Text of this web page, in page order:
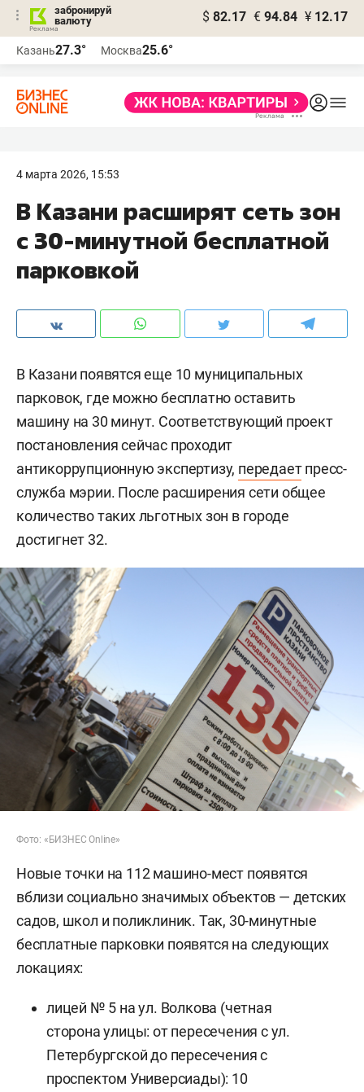
забронируй
валюту
$ 82.17 € 94.84 ¥ 12.17
Казань27.3° Москва25.6°
4 марта 2026, 15:53
В Казани расширят сеть зон
с 30-минутной бесплатной
парковкой
В Казани появятся еще 10 муниципальных
парковок, где можно бесплатно оставить
машину на 30 минут. Соответствующий проект
постановления сейчас проходит
антикоррупционную экспертизу, передаетпресс-
служба мэрии. После расширения сети общее
количество таких льготных зон в городе
достигнет 32.
Фото: «БИЗНЕС Online»
Новые точки на 112 машино-мест появятся
вблизи социально значимых объектов — детских
садов, школ и поликлиник. Так, 30-минутные
бесплатные парковки появятся на следующих
локациях:
лицей № 5 на ул. Волкова (четная
сторона улицы: от пересечения с ул.
Петербургской до пересечения с
проспектом Универсиады): 10